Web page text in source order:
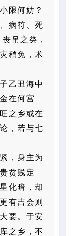
限何妨？
病符、死
吊之类，
稍免，术
乙丑海中
在何宫
之乡或在
，若与七
，身主为
贫贱定
化暗，却
有吉会则
要。于安
之乡，不